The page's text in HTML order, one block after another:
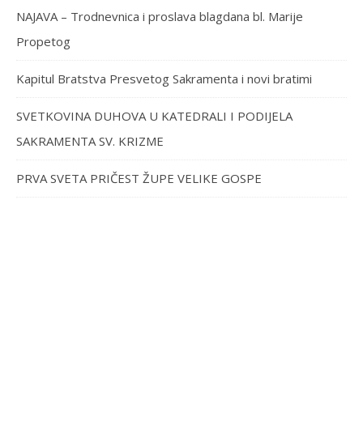
NAJAVA – Trodnevnica i proslava blagdana bl. Marije
Propetog
Kapitul Bratstva Presvetog Sakramenta i novi bratimi
SVETKOVINA DUHOVA U KATEDRALI I PODIJELA
SAKRAMENTA SV. KRIZME
PRVA SVETA PRIČEST ŽUPE VELIKE GOSPE